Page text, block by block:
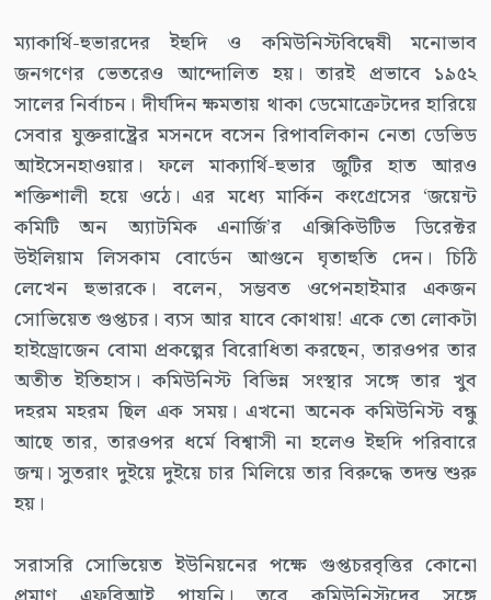
ম্যাকার্থি-হুভারদের ইহুদি ও কমিউনিস্টবিদ্বেষী মনোভাব
জনগণের ভেতরেও আন্দোলিত হয়। তারই প্রভাবে ১৯৫২
সালের নির্বাচন। দীর্ঘদিন ক্ষমতায় থাকা ডেমোক্রেটদের হারিয়ে
সেবার যুক্তরাষ্ট্রের মসনদে বসেন রিপাবলিকান নেতা ডেভিড
আইসেনহাওয়ার। ফলে মাক্যার্থি-হুভার জুটির হাত আরও
শক্তিশালী হয়ে ওঠে। এর মধ্যে মার্কিন কংগ্রেসের ‘জয়েন্ট
কমিটি অন অ্যাটমিক এনার্জি’র এক্সিকিউটিভ ডিরেক্টর
উইলিয়াম লিসকাম বোর্ডেন আগুনে ঘৃতাহুতি দেন। চিঠি
লেখেন হুভারকে। বলেন, সম্ভবত ওপেনহাইমার একজন
সোভিয়েত গুপ্তচর। ব্যস আর যাবে কোথায়! একে তো লোকটা
হাইড্রোজেন বোমা প্রকল্পের বিরোধিতা করছেন, তারওপর তার
অতীত ইতিহাস। কমিউনিস্ট বিভিন্ন সংস্থার সঙ্গে তার খুব
দহরম মহরম ছিল এক সময়। এখনো অনেক কমিউনিস্ট বন্ধু
আছে তার, তারওপর ধর্মে বিশ্বাসী না হলেও ইহুদি পরিবারে
জন্ম। সুতরাং দুইয়ে দুইয়ে চার মিলিয়ে তার বিরুদ্ধে তদন্ত শুরু
হয়।
সরাসরি সোভিয়েত ইউনিয়নের পক্ষে গুপ্তচরবৃত্তির কোনো